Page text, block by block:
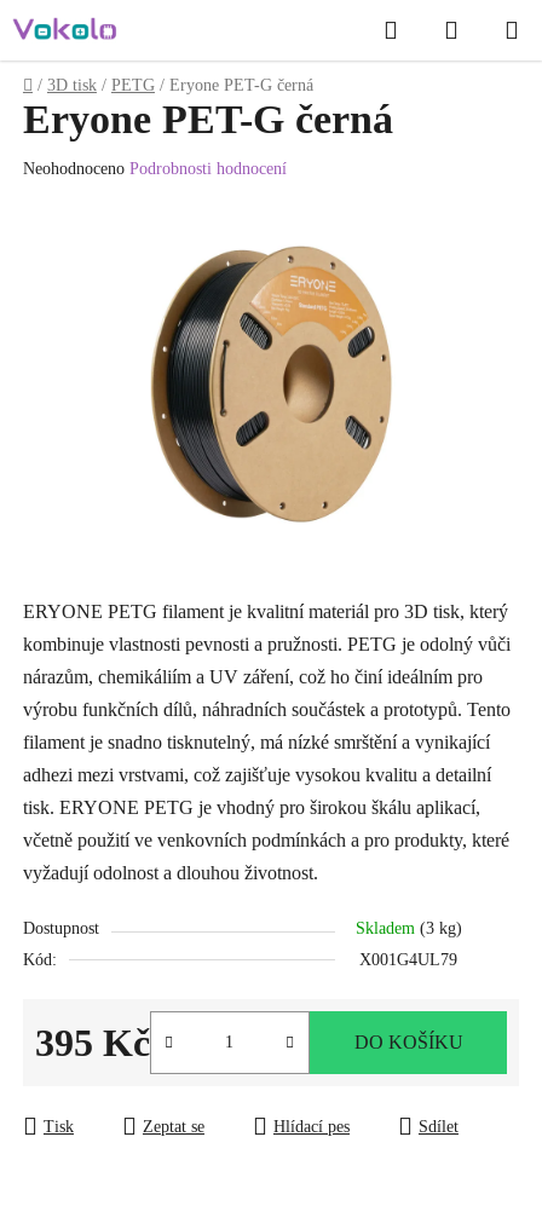
na
obsah
Hledat
KOŠÍK
Domů
/ 3D tisk / PETG / Eryone PET-G černá
ERYONE PETG filament je kvalitní materiál pro 3D tisk, který
kombinuje vlastnosti pevnosti a pružnosti. PETG je odolný vůči
nárazům, chemikáliím a UV záření, což ho činí ideálním pro
výrobu funkčních dílů, náhradních součástek a prototypů. Tento
filament je snadno tisknutelný, má nízké smrštění a vynikající
adhezi mezi vrstvami, což zajišťuje vysokou kvalitu a detailní
tisk. ERYONE PETG je vhodný pro širokou škálu aplikací,
včetně použití ve venkovních podmínkách a pro produkty, které
vyžadují odolnost a dlouhou životnost.
Dostupnost Skladem (3 kg)
Kód:
X001G4UL79
395 Kč DO KOŠÍKU
Tisk Zeptat se Hlídací pes Sdílet
Eryone PET-G černá
Průměrné
Neohodnoceno Podrobnosti hodnocení